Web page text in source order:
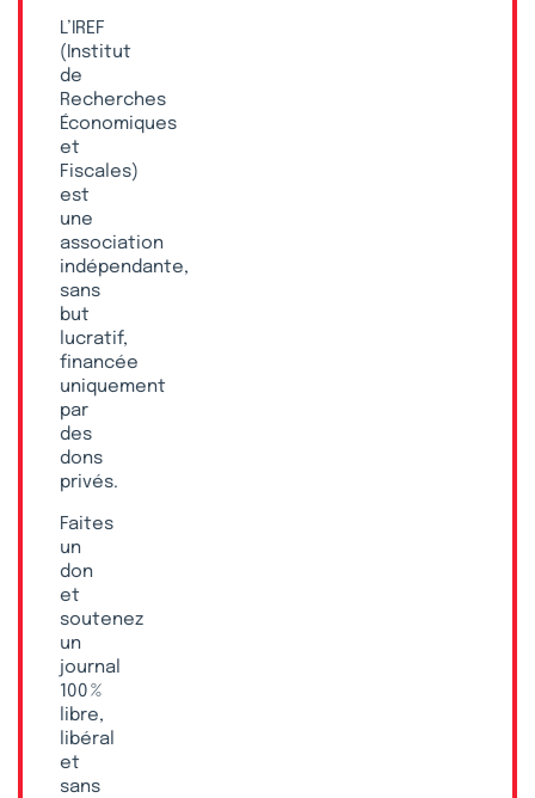
L’IREF
(Institut
de
Recherches
Économiques
et
Fiscales)
est
une
association
indépendante,
sans
but
lucratif,
financée
uniquement
par
des
dons
privés.
Faites
un
don
et
soutenez
un
journal
100 %
libre,
libéral
et
sans